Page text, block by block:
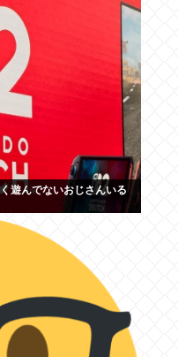
遊んでないおじさんいる